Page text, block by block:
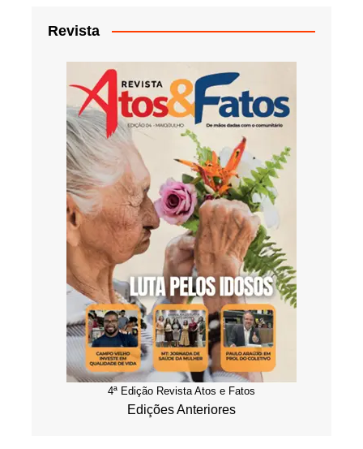
Revista
4ª Edição Revista Atos e Fatos
Edições Anteriores